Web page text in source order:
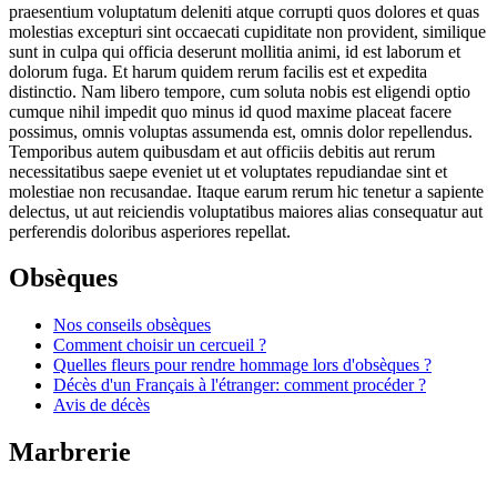
praesentium voluptatum deleniti atque corrupti quos dolores et quas
molestias excepturi sint occaecati cupiditate non provident, similique
sunt in culpa qui officia deserunt mollitia animi, id est laborum et
dolorum fuga. Et harum quidem rerum facilis est et expedita
distinctio. Nam libero tempore, cum soluta nobis est eligendi optio
cumque nihil impedit quo minus id quod maxime placeat facere
possimus, omnis voluptas assumenda est, omnis dolor repellendus.
Temporibus autem quibusdam et aut officiis debitis aut rerum
necessitatibus saepe eveniet ut et voluptates repudiandae sint et
molestiae non recusandae. Itaque earum rerum hic tenetur a sapiente
delectus, ut aut reiciendis voluptatibus maiores alias consequatur aut
perferendis doloribus asperiores repellat.
Obsèques
Nos conseils obsèques
Comment choisir un cercueil ?
Quelles fleurs pour rendre hommage lors d'obsèques ?
Décès d'un Français à l'étranger: comment procéder ?
Avis de décès
Marbrerie